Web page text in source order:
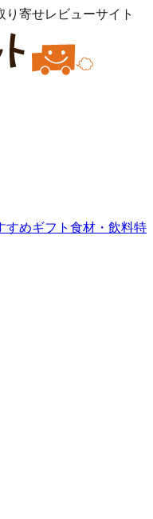
寄せレビューサイト
すめギフト 食材・飲料特